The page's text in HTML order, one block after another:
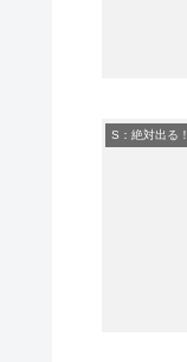
S：絶対出る！